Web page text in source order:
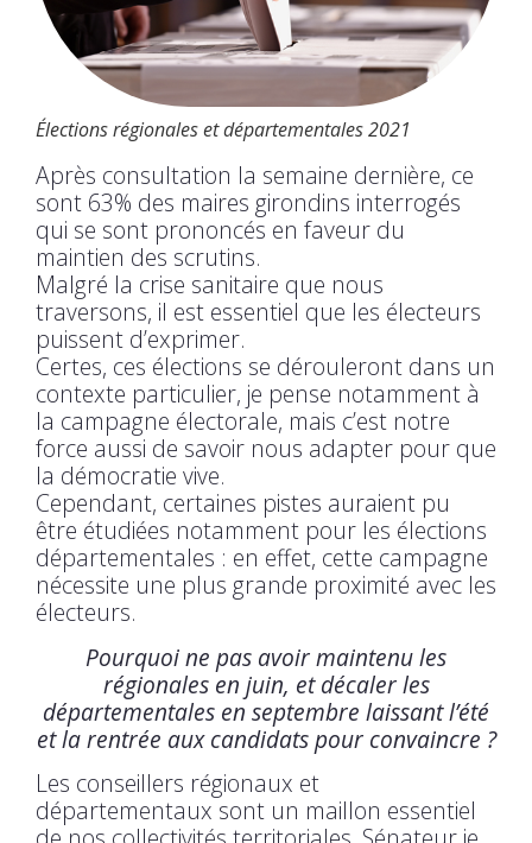
Élections régionales et départementales 2021
Après consultation la semaine dernière, ce
sont 63% des maires girondins interrogés
qui se sont prononcés en faveur du
maintien des scrutins.
Malgré la crise sanitaire que nous
traversons, il est essentiel que les électeurs
puissent d’exprimer.
Certes, ces élections se dérouleront dans un
contexte particulier, je pense notamment à
la campagne électorale, mais c’est notre
force aussi de savoir nous adapter pour que
la démocratie vive.
Cependant, certaines pistes auraient pu
être étudiées notamment pour les élections
départementales : en effet, cette campagne
nécessite une plus grande proximité avec les
électeurs.
Pourquoi ne pas avoir maintenu les
régionales en juin, et décaler les
départementales en septembre laissant l’été
et la rentrée aux candidats pour convaincre ?
Les conseillers régionaux et
départementaux sont un maillon essentiel